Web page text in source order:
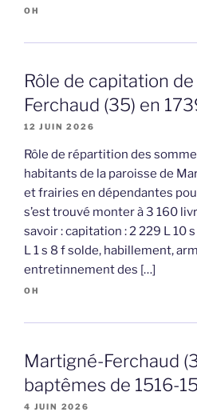
OH
Rôle de capitation
Ferchaud (35) en
12 JUIN 2026
Rôle de répartition des
habitants de la paroisse de
et frairies en dépendantes
s’est trouvé monter à 3 160
savoir : capitation : 2 229 L 10
L 1 s 8 f solde, habillement,
entretinnement des […]
OH
Martigné-Ferchaud
baptêmes de 1516-
4 JUIN 2026